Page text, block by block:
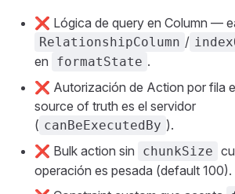
❌ Lógica de query en Column —
RelationshipColumn /
en
formatState .
❌ Autorización de Action por fila
source of truth es el servidor
( canBeExecutedBy ).
❌ Bulk action sin
chunkSize
operación es pesada (default 100).